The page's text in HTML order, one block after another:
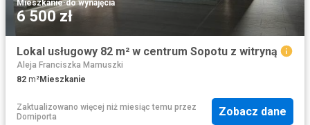
Mieszkanie·do wynajęcia
6 500 zł
Lokal usługowy 82 m² w centrum Sopotu z witryną
Aleja Franciszka Mamuszki
82 m²Mieszkanie
Zaktualizowano więcej niż miesiąc temu przez
Domiporta
Zobacz dane